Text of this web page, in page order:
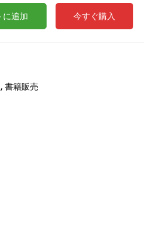
に追加 今すぐ購入
, 書籍販売